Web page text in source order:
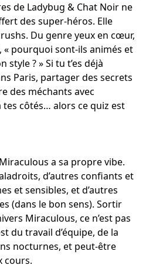
de Ladybug & Chat Noir ne
des super-héros. Elle
Du genre yeux en cœur,
« pourquoi sont-ils animés et
? » Si tu t’es déjà
Paris, partager des secrets
des méchants avec
tes côtés… alors ce quiz est
a sa propre vibe.
d’autres confiants et
et sensibles, et d’autres
(dans le bon sens). Sortir
Miraculous, ce n’est pas
du travail d’équipe, de la
nocturnes, et peut-être
cours.